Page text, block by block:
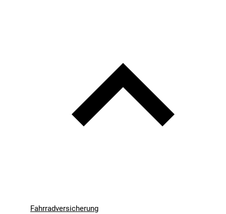
Fahrradversicherung